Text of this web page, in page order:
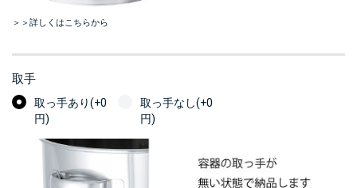
＞＞詳しくはこちらから
取手
取っ手あり(+0
円)
取っ手なし(+0
円)